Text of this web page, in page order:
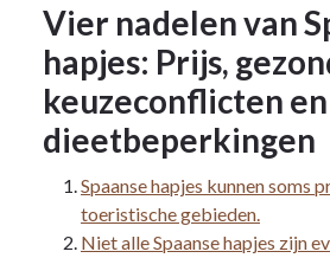
Vier nadelen van
hapjes: Prijs,
keuzeconflicten en
dieetbeperkingen
Spaanse hapjes kunnen soms
toeristische gebieden.
Niet alle Spaanse hapjes zijn